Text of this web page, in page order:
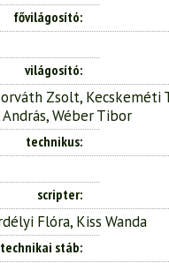
fővilágosító
világosító
Zsolt, Kecskeméti
Wéber Tibor
technikus
scripter
Flóra, Kiss Wanda
technikai stáb